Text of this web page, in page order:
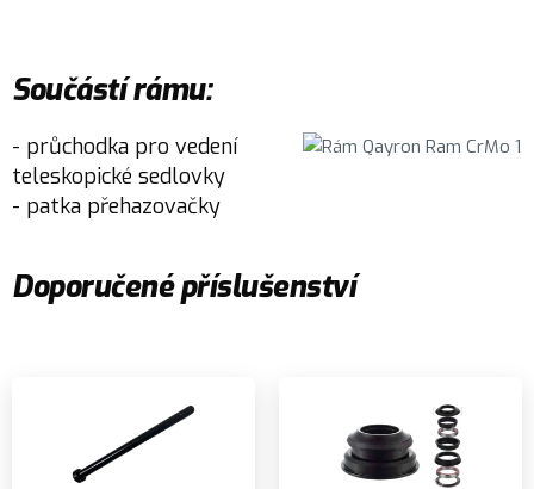
Součástí rámu:
- průchodka pro vedení
teleskopické sedlovky
- patka přehazovačky
Doporučené příslušenství